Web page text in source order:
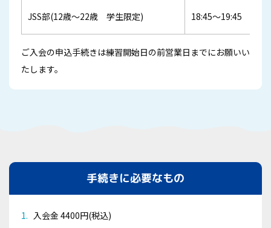
JSS部(12歳～22歳 学生限定) 18:45～19:45
ご入会の申込手続きは練習開始日の前営業日までにお願いい
たします。
手続きに必要なもの
入会金 4400円(税込)